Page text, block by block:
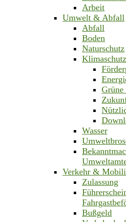
Arbeit
Umwelt & Abfall
Abfall
Boden
Naturschutz
Klimaschutz
Grüne
Wasser
Verkehr &
Zulassung
Bußgeld